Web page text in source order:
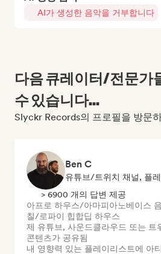
AI가 생성한 음악을 거부합니다
다음 큐레이터/전문가
수 있습니다...
Slyckr Records의 프로필을 방문
Ben C
유튜브/트위치 채널, 플
> 6900 개의 답변 제공
아프로 하우스/아마피아노베이스
칠/로파이 힙합딥 하우스
제 유튜브, 사운드클라우드 또는 트
콘텐츠가 공유됨
내 영향력 있는 플레이리스트에 아